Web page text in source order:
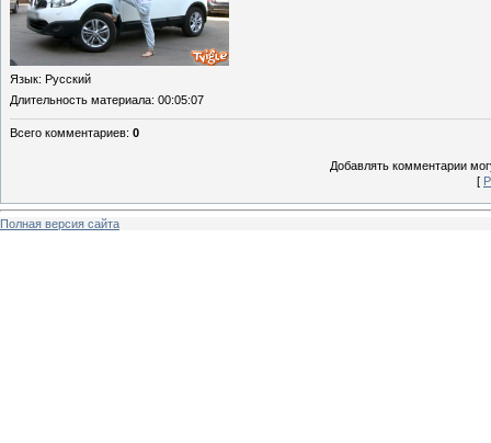
Язык: Русский
Длительность материала: 00:05:07
Всего комментариев: 0
Добавлять комментарии
[
Полная версия сайта